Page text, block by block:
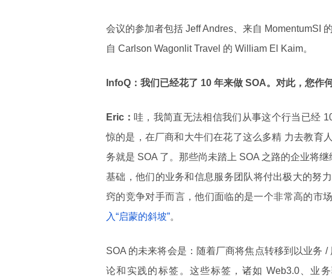
会议的参加者包括 Jeff Andres、来自 MomentumSI
自 Carlson Wagonlit Travel 的 William El Kaim。
InfoQ：我们已经花了 10 年来做 SOA。对此，您作
Eric： 哇，我简直无法相信我们从事这个行当已经
惊的是，在厂商和大牛们在花了这么多精 力去教育
务就是 SOA 了。那些尚未踏上 SOA 之路的企业将
基础，他们的业务和信息服务团队将付出极大的努
窍的竞争对手而言，他们面临的是一个非常高的市
入“启蒙的斜坡”。
SOA 的未来将会是：随着厂商将焦点转移到以业务
论和实践的标签。这些标签，诸如 Web3.0、业